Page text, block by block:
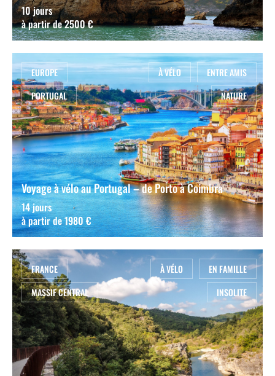
10 jours
à partir de 2500 €
EUROPE
PORTUGAL
À VÉLO
ENTRE AMIS
NATURE
Voyage à vélo au Portugal – de Porto à Coimbra
14 jours
à partir de 1980 €
FRANCE
MASSIF CENTRAL
À VÉLO
EN FAMILLE
INSOLITE